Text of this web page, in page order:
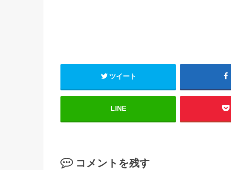
ツイート
LINE
コメントを残す